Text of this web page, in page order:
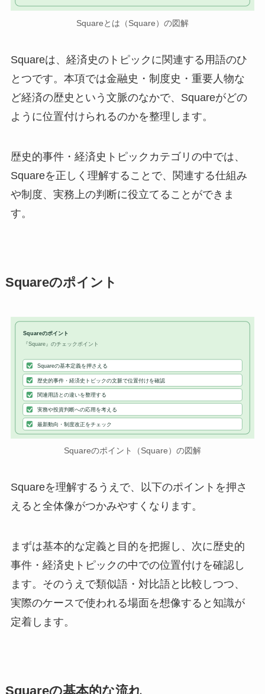
Squareとは（Square）の図解
Squareは、経済史のトピックに関連する用語のひ
とつです。本項では金融史・制度史・重要人物な
ど経済の歴史という文脈のなかで、Squareがどの
ように位置付けられるのかを整理します。
歴史的事件・経済史トピックカテゴリの中では、
Squareを正しく理解することで、関連する仕組み
や制度、実務上の判断に役立てることができま
す。
Squareのポイント
Squareのポイント
『Square』のチェックポイント
Squareの基本定義を押さえる
歴史的事件・経済史トピックの文脈で位置付けを確認
関連用語との違いを整理する
実務や投資判断への応用を考える
最新動向・制度改正をチェック
Squareのポイント（Square）の図解
Squareを理解するうえで、以下のポイントを押さ
えると全体像がつかみやすくなります。
まずは基本的な定義と目的を把握し、次に歴史的
事件・経済史トピックの中での位置付けを確認し
ます。そのうえで類似語・対比語と比較しつつ、
実際のケースで使われる場面を想像すると知識が
定着します。
Squareの基本的な流れ